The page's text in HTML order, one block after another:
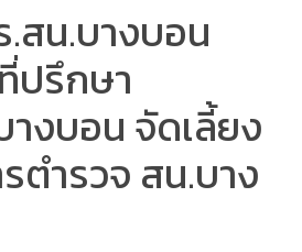
สน.บางบอน
รึกษา
งบอน จัดเลี้ยง
ตำรวจ สน.บาง